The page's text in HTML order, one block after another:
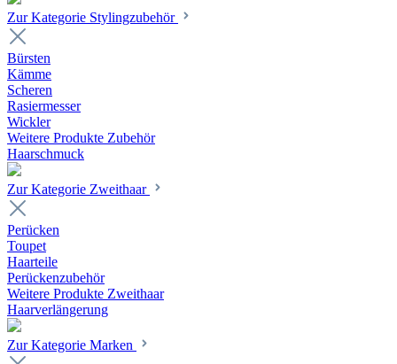
Zur Kategorie Stylingzubehör
Bürsten
Kämme
Scheren
Rasiermesser
Wickler
Weitere Produkte Zubehör
Haarschmuck
Zur Kategorie Zweithaar
Perücken
Toupet
Haarteile
Perückenzubehör
Weitere Produkte Zweithaar
Haarverlängerung
Zur Kategorie Marken